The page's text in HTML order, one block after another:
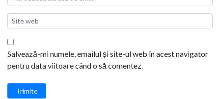
Salvează-mi numele, emailul și site-ul web în acest navigator
pentru data viitoare când o să comentez.
Trimite